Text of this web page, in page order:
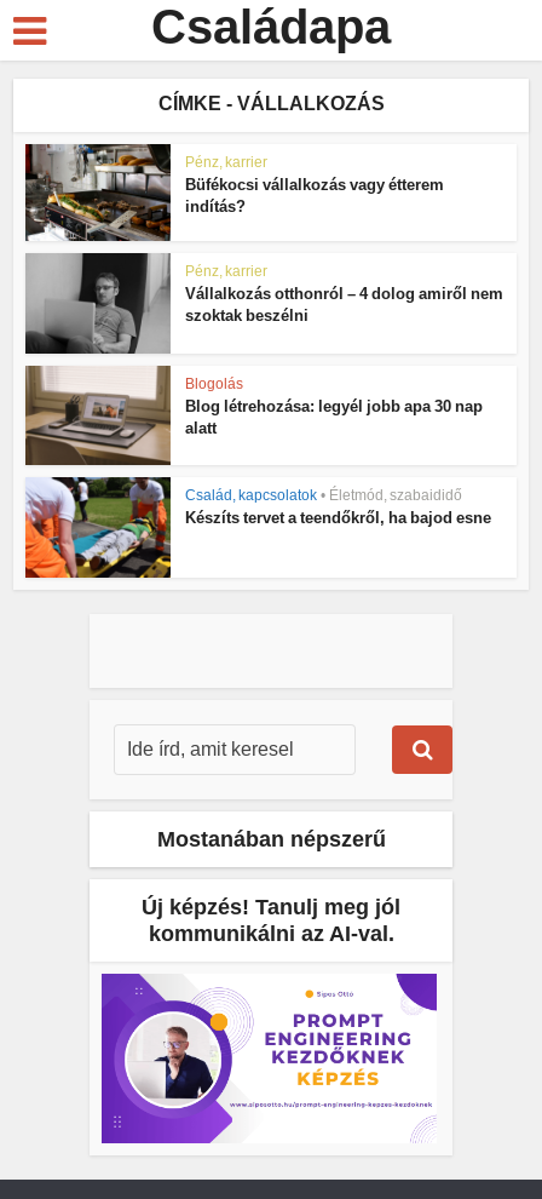
Családapa
CÍMKE - VÁLLALKOZÁS
Pénz, karrier
Büfékocsi vállalkozás vagy étterem
indítás?
Pénz, karrier
Vállalkozás otthonról – 4 dolog amiről nem
szoktak beszélni
Blogolás
Blog létrehozása: legyél jobb apa 30 nap
alatt
Család, kapcsolatok • Életmód, szabaididő
Készíts tervet a teendőkről, ha bajod esne
Mostanában népszerű
Új képzés! Tanulj meg jól
kommunikálni az AI-val.